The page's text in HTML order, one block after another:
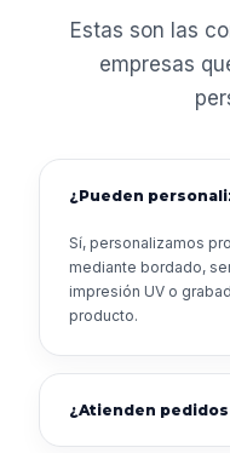
Estas son las
empresas
¿Pueden
Sí, personalizamos
mediante bordado,
impresión UV o
producto.
¿Atienden